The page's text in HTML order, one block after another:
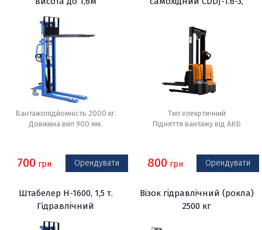
Вантажопідйомність 2000 кг.
Довжина вил 900 мм.
700 грн Орендувати
Тип елекртичний
Підняття вантажу від АКБ
800 грн Орендувати
Штабелер Н-1600, 1,5 т.
Гідравлічний
Візок гідравлічний (рокла)
2500 кг